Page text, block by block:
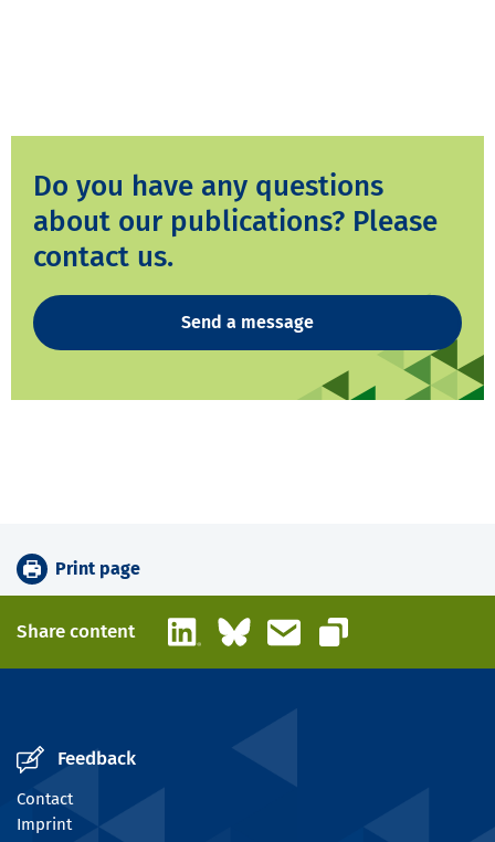
Do you have any questions
about our publications? Please
contact us.
Send a message
Print page
Share content LinkedInBlueskyEmail
Copy link
Feedback
Contact
Imprint